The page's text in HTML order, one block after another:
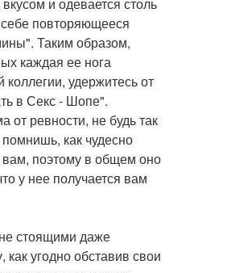
себе повторяющееся
Таким образом,
каждая ее нога
удержитесь от
в Секс - Шопе".
от ревности, не будь так
как чудесно
вам, поэтому в общем оно
у нее получается вам
стоящими даже
как угодно обставив свои